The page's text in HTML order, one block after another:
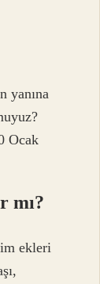
yanına
Ocak
mı?
ekleri